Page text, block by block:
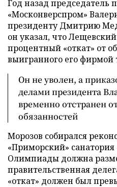
Год назад председатель
«Москонверспром»
президенту Дмитрию
он указал, что Лещевский
процентный «откат» от
выигранного его фирмой
Он не уволен, а
делами президента
временно отстранен
обязанностей
Морозов собирался
«Приморский» санатория
Олимпиады должна
правительственная
«откат» должен был